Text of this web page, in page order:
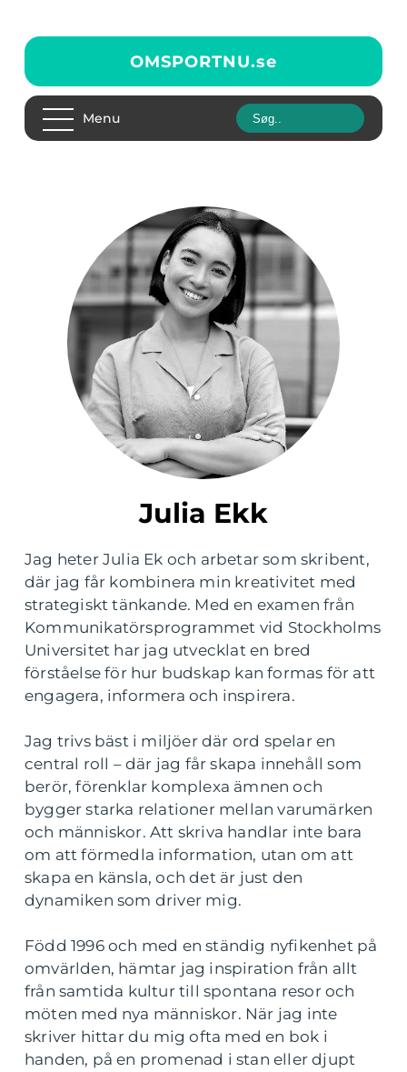
OMSPORTNU.se
Menu
Julia Ekk
Jag heter Julia Ek och arbetar som skribent,
där jag får kombinera min kreativitet med
strategiskt tänkande. Med en examen från
Kommunikatörsprogrammet vid Stockholms
Universitet har jag utvecklat en bred
förståelse för hur budskap kan formas för att
engagera, informera och inspirera.
Jag trivs bäst i miljöer där ord spelar en
central roll – där jag får skapa innehåll som
berör, förenklar komplexa ämnen och
bygger starka relationer mellan varumärken
och människor. Att skriva handlar inte bara
om att förmedla information, utan om att
skapa en känsla, och det är just den
dynamiken som driver mig.
Född 1996 och med en ständig nyfikenhet på
omvärlden, hämtar jag inspiration från allt
från samtida kultur till spontana resor och
möten med nya människor. När jag inte
skriver hittar du mig ofta med en bok i
handen, på en promenad i stan eller djupt